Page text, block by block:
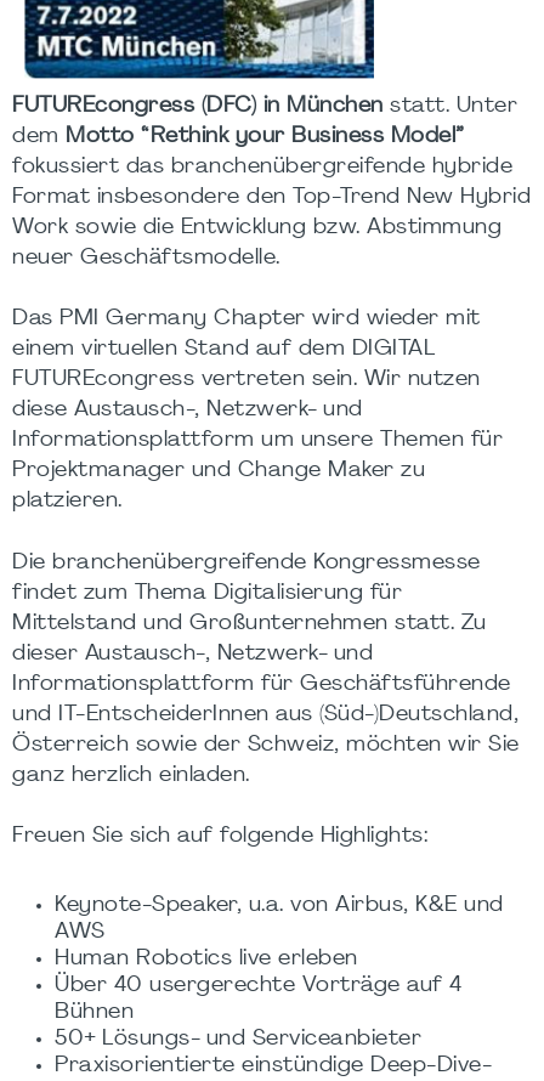
FUTUREcongress (DFC) in München statt. Unter
dem Motto “Rethink your Business Model”
fokussiert das branchenübergreifende hybride
Format insbesondere den Top-Trend New Hybrid
Work sowie die Entwicklung bzw. Abstimmung
neuer Geschäftsmodelle.
Das PMI Germany Chapter wird wieder mit
einem virtuellen Stand auf dem DIGITAL
FUTUREcongress vertreten sein. Wir nutzen
diese Austausch-, Netzwerk- und
Informationsplattform um unsere Themen für
Projektmanager und Change Maker zu
platzieren.
Die branchenübergreifende Kongressmesse
findet zum Thema Digitalisierung für
Mittelstand und Großunternehmen statt. Zu
dieser Austausch-, Netzwerk- und
Informationsplattform für Geschäftsführende
und IT-EntscheiderInnen aus (Süd-)Deutschland,
Österreich sowie der Schweiz, möchten wir Sie
ganz herzlich einladen.
Freuen Sie sich auf folgende Highlights:
Keynote-Speaker, u.a. von Airbus, K&E und
AWS
Human Robotics live erleben
Über 40 usergerechte Vorträge auf 4
Bühnen
50+ Lösungs- und Serviceanbieter
Praxisorientierte einstündige Deep-Dive-